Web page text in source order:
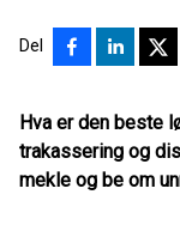
Del
Hva er den beste
trakassering og
mekle og be om